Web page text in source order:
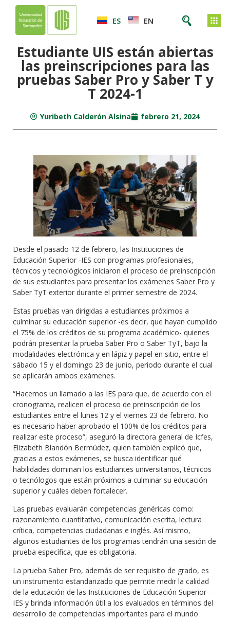
ES EN
Estudiante UIS están abiertas
las preinscripciones para las
pruebas Saber Pro y Saber T y
T 2024-1
Yuribeth Calderón Alsina febrero 21, 2024
Desde el pasado 12 de febrero, las Instituciones de
Educación Superior -IES con programas profesionales,
técnicos y tecnológicos iniciaron el proceso de preinscripción
de sus estudiantes para presentar los exámenes Saber Pro y
Saber TyT exterior durante el primer semestre de 2024.
Estas pruebas van dirigidas a estudiantes próximos a
culminar su educación superior -es decir, que hayan cumplido
el 75% de los créditos de su programa académico- quienes
podrán presentar la prueba Saber Pro o Saber TyT, bajo la
modalidades electrónica y en lápiz y papel en sitio, entre el
sábado 15 y el domingo 23 de junio, periodo durante el cual
se aplicarán ambos exámenes.
“Hacemos un llamado a las IES para que, de acuerdo con el
cronograma, realicen el proceso de preinscripción de los
estudiantes entre el lunes 12 y el viernes 23 de febrero. No
es necesario haber aprobado el 100% de los créditos para
realizar este proceso”, aseguró la directora general de Icfes,
Elizabeth Blandón Bermúdez, quien también explicó que,
gracias a estos exámenes, se busca identificar qué
habilidades dominan los estudiantes universitarios, técnicos
o tecnólogos que están próximos a culminar su educación
superior y cuáles deben fortalecer.
Las pruebas evaluarán competencias genéricas como:
razonamiento cuantitativo, comunicación escrita, lectura
crítica, competencias ciudadanas e inglés. Así mismo,
algunos estudiantes de los programas tendrán una sesión de
prueba específica, que es obligatoria.
La prueba Saber Pro, además de ser requisito de grado, es
un instrumento estandarizado que permite medir la calidad
de la educación de las Instituciones de Educación Superior –
IES y brinda información útil a los evaluados en términos del
desarrollo de competencias importantes para el mundo